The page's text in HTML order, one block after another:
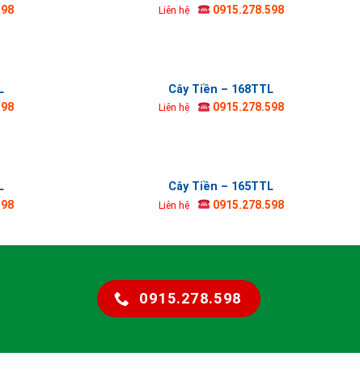
Liên hệ 0915.278.598
Cây Tiền – 168TTL
Liên hệ 0915.278.598
Cây Tiền – 165TTL
Liên hệ 0915.278.598
0915.278.598